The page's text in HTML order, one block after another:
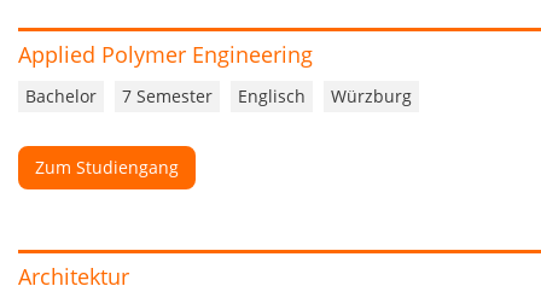
Applied Polymer Engineering
Bachelor 7 Semester Englisch Würzburg
Zum Studiengang
Architektur